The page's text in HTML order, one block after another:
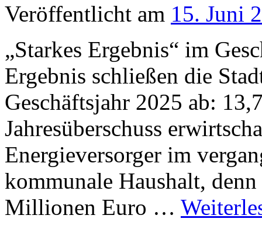
Veröffentlicht am 15. Juni
„Starkes Ergebnis“ im
Ergebnis schließen die
Geschäftsjahr 2025 ab:
Jahresüberschuss
Energieversorger im
kommunale Haushalt,
Millionen Euro …